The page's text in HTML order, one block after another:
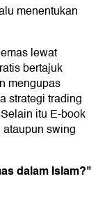
menentukan
lewat
bertajuk
mengupas
strategi trading
itu E-book
swing
dalam Islam?"